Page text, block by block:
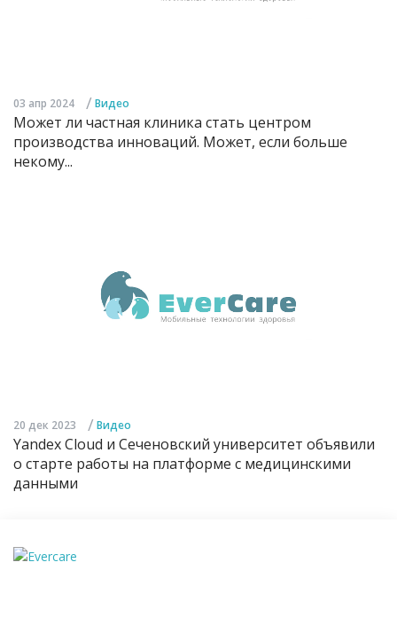
03 апр 2024 / Видео
Может ли частная клиника стать центром
производства инноваций. Может, если больше
некому...
20 дек 2023 / Видео
Yandex Cloud и Сеченовский университет объявили
о старте работы на платформе с медицинскими
данными